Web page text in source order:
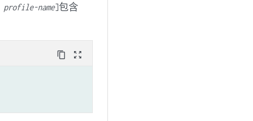
profile-name]包含
content_copy zoom_out_map